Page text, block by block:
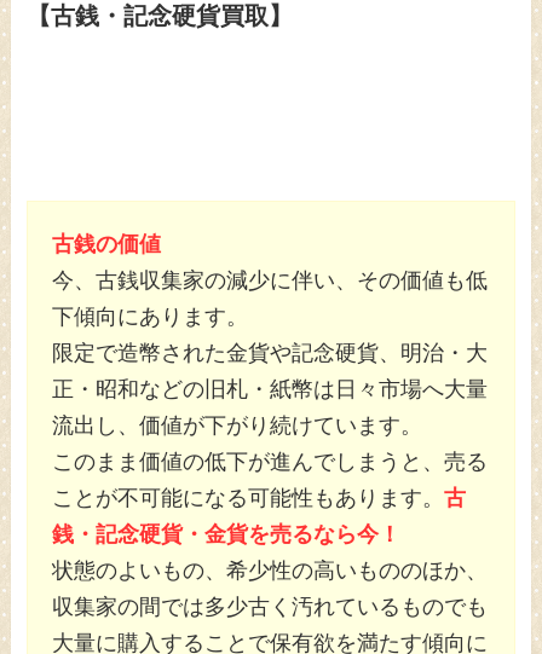
【古銭・記念硬貨買取】
古銭の価値
今、古銭収集家の減少に伴い、その価値も低
下傾向にあります。
限定で造幣された金貨や記念硬貨、明治・大
正・昭和などの旧札・紙幣は日々市場へ大量
流出し、価値が下がり続けています。
このまま価値の低下が進んでしまうと、売る
ことが不可能になる可能性もあります。古
銭・記念硬貨・金貨を売るなら今！
状態のよいもの、希少性の高いもののほか、
収集家の間では多少古く汚れているものでも
大量に購入することで保有欲を満たす傾向に